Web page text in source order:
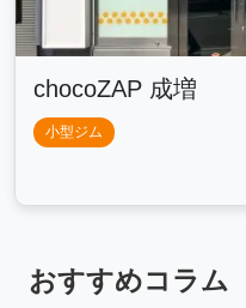
chocoZAP 成増
小型ジム
おすすめコラム